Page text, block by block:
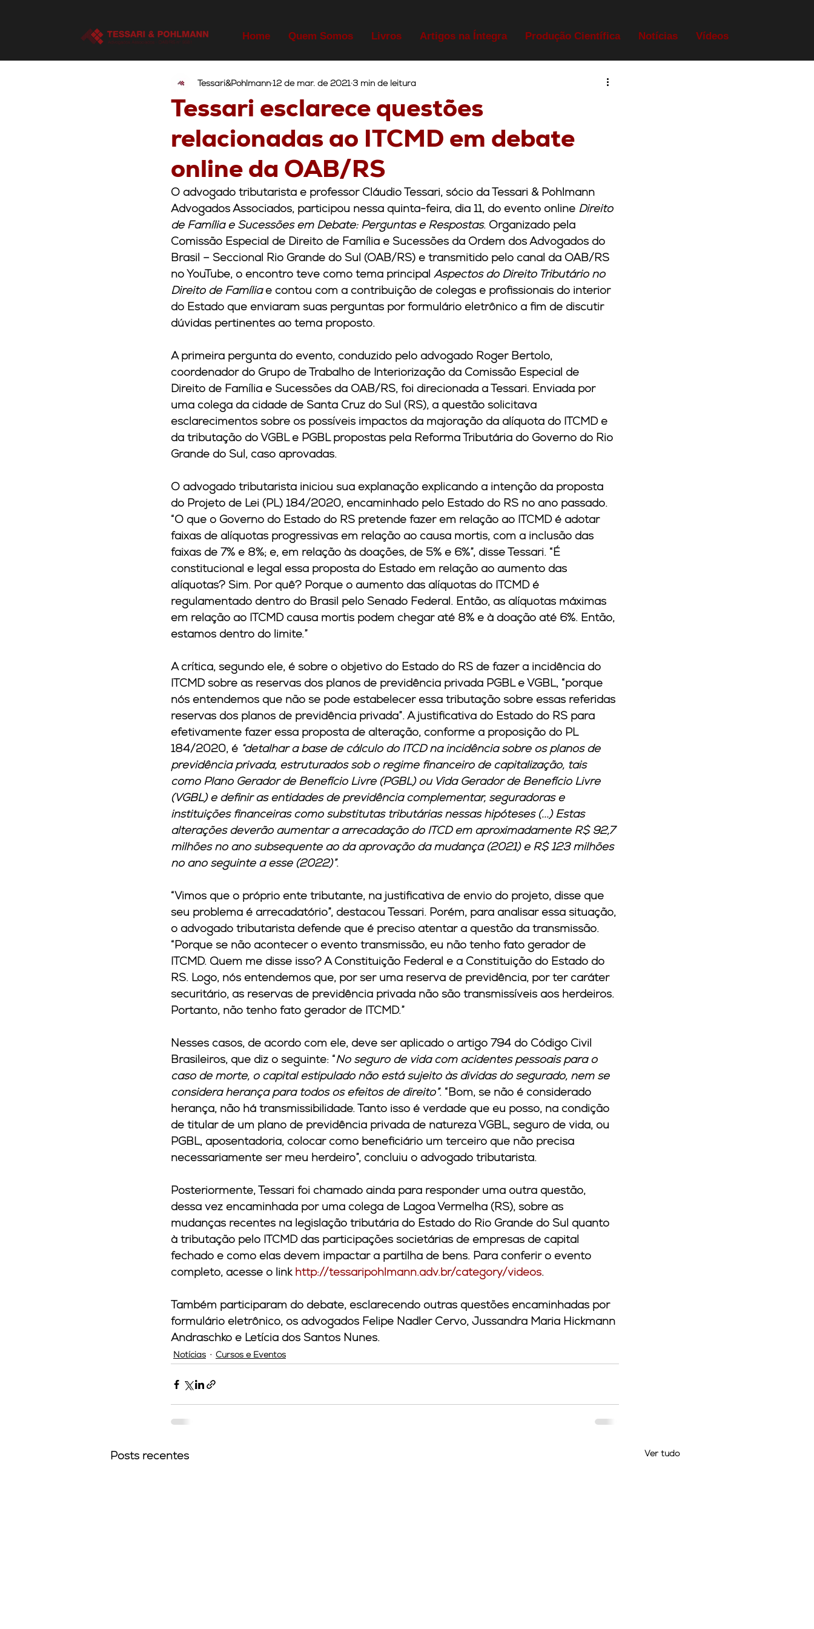
Home Quem Somos Livros Artigos na Íntegra Produção Científica Notícias Vídeos
Tessari esclarece questões
relacionadas ao ITCMD em debate
online da OAB/RS
Tessari&Pohlmann12 de mar. de 2021 3 min de leitura
O advogado tributarista e professor Cláudio Tessari, sócio da Tessari & Pohlmann
Advogados Associados, participou nessa quinta-feira, dia 11, do evento online Direito
de Família e Sucessões em Debate: Perguntas e Respostas. Organizado pela
Comissão Especial de Direito de Família e Sucessões da Ordem dos Advogados do
Brasil – Seccional Rio Grande do Sul (OAB/RS) e transmitido pelo canal da OAB/RS
no YouTube, o encontro teve como tema principal Aspectos do Direito Tributário no
Direito de Família e contou com a contribuição de colegas e profissionais do interior
do Estado que enviaram suas perguntas por formulário eletrônico a fim de discutir
dúvidas pertinentes ao tema proposto.
A primeira pergunta do evento, conduzido pelo advogado Roger Bertolo,
coordenador do Grupo de Trabalho de Interiorização da Comissão Especial de
Direito de Família e Sucessões da OAB/RS, foi direcionada a Tessari. Enviada por
uma colega da cidade de Santa Cruz do Sul (RS), a questão solicitava
esclarecimentos sobre os possíveis impactos da majoração da alíquota do ITCMD e
da tributação do VGBL e PGBL propostas pela Reforma Tributária do Governo do Rio
Grande do Sul, caso aprovadas.
O advogado tributarista iniciou sua explanação explicando a intenção da proposta
do Projeto de Lei (PL) 184/2020, encaminhado pelo Estado do RS no ano passado.
“O que o Governo do Estado do RS pretende fazer em relação ao ITCMD é adotar
faixas de alíquotas progressivas em relação ao causa mortis, com a inclusão das
faixas de 7% e 8%; e, em relação às doações, de 5% e 6%”, disse Tessari. “É
constitucional e legal essa proposta do Estado em relação ao aumento das
alíquotas? Sim. Por quê? Porque o aumento das alíquotas do ITCMD é
regulamentado dentro do Brasil pelo Senado Federal. Então, as alíquotas máximas
em relação ao ITCMD causa mortis podem chegar até 8% e à doação até 6%. Então,
estamos dentro do limite.”
A crítica, segundo ele, é sobre o objetivo do Estado do RS de fazer a incidência do
ITCMD sobre as reservas dos planos de previdência privada PGBL e VGBL, “porque
nós entendemos que não se pode estabelecer essa tributação sobre essas referidas
reservas dos planos de previdência privada”. A justificativa do Estado do RS para
efetivamente fazer essa proposta de alteração, conforme a proposição do PL
184/2020, é “detalhar a base de cálculo do ITCD na incidência sobre os planos de
previdência privada, estruturados sob o regime financeiro de capitalização, tais
como Plano Gerador de Benefício Livre (PGBL) ou Vida Gerador de Benefício Livre
(VGBL) e definir as entidades de previdência complementar, seguradoras e
instituições financeiras como substitutas tributárias nessas hipóteses (...) Estas
alterações deverão aumentar a arrecadação do ITCD em aproximadamente R$ 92,7
milhões no ano subsequente ao da aprovação da mudança (2021) e R$ 123 milhões
no ano seguinte a esse (2022)”.
“Vimos que o próprio ente tributante, na justificativa de envio do projeto, disse que
seu problema é arrecadatório”, destacou Tessari. Porém, para analisar essa situação,
o advogado tributarista defende que é preciso atentar a questão da transmissão.
“Porque se não acontecer o evento transmissão, eu não tenho fato gerador de
ITCMD. Quem me disse isso? A Constituição Federal e a Constituição do Estado do
RS. Logo, nós entendemos que, por ser uma reserva de previdência, por ter caráter
securitário, as reservas de previdência privada não são transmissíveis aos herdeiros.
Portanto, não tenho fato gerador de ITCMD.”
Nesses casos, de acordo com ele, deve ser aplicado o artigo 794 do Código Civil
Brasileiros, que diz o seguinte: “No seguro de vida com acidentes pessoais para o
caso de morte, o capital estipulado não está sujeito às dividas do segurado, nem se
considera herança para todos os efeitos de direito”. “Bom, se não é considerado
herança, não há transmissibilidade. Tanto isso é verdade que eu posso, na condição
de titular de um plano de previdência privada de natureza VGBL, seguro de vida, ou
PGBL, aposentadoria, colocar como beneficiário um terceiro que não precisa
necessariamente ser meu herdeiro”, concluiu o advogado tributarista.
Posteriormente, Tessari foi chamado ainda para responder uma outra questão,
dessa vez encaminhada por uma colega de Lagoa Vermelha (RS), sobre as
mudanças recentes na legislação tributária do Estado do Rio Grande do Sul quanto
à tributação pelo ITCMD das participações societárias de empresas de capital
fechado e como elas devem impactar a partilha de bens. Para conferir o evento
completo, acesse o link http://tessaripohlmann.adv.br/category/videos.
Também participaram do debate, esclarecendo outras questões encaminhadas por
formulário eletrônico, os advogados Felipe Nadler Cervo, Jussandra Maria Hickmann
Andraschko e Letícia dos Santos Nunes.
Notícias Cursos e Eventos
Posts recentes Ver tudo